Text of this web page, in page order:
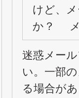
けど、
か？
迷惑メー
い。一部
る場合が